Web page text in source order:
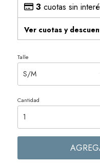
3 cuotas sin
Ver cuotas y
Talle
Cantidad